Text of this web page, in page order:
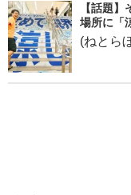
【話題
場所に「
(ねとら